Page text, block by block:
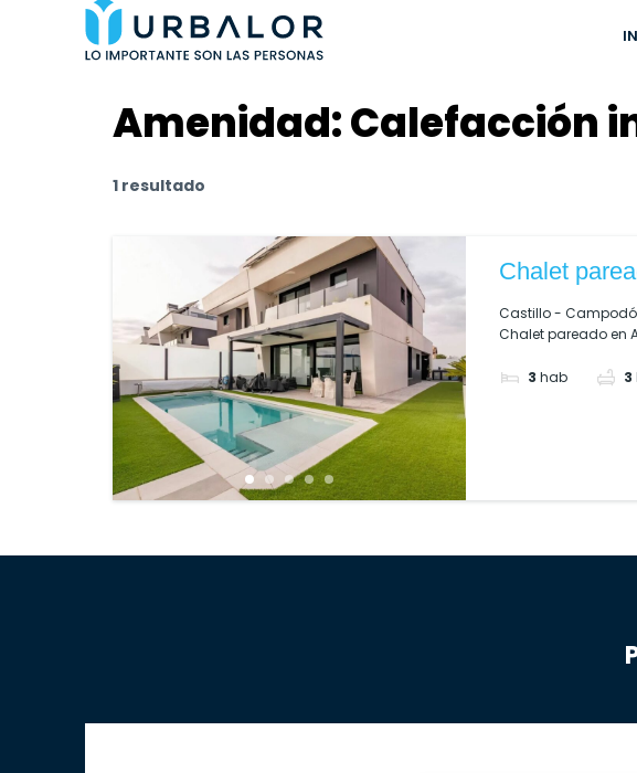
Amenidad:Calefacción
1 resultado
Chalet
Castillo -
Chalet pareado en
3 hab 3